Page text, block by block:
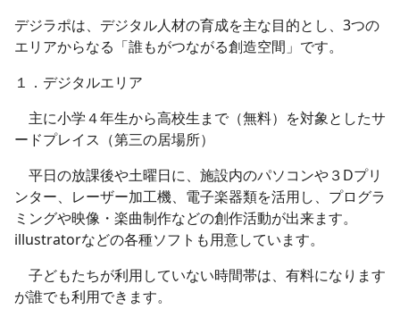
デジラポは、デジタル人材の育成を主な目的とし、3つの
エリアからなる「誰もがつながる創造空間」です。
１．デジタルエリア
主に小学４年生から高校生まで（無料）を対象としたサ
ードプレイス（第三の居場所）
平日の放課後や土曜日に、施設内のパソコンや３Dプリ
ンター、レーザー加工機、電子楽器類を活用し、プログラ
ミングや映像・楽曲制作などの創作活動が出来ます。
illustratorなどの各種ソフトも用意しています。
子どもたちが利用していない時間帯は、有料になります
が誰でも利用できます。